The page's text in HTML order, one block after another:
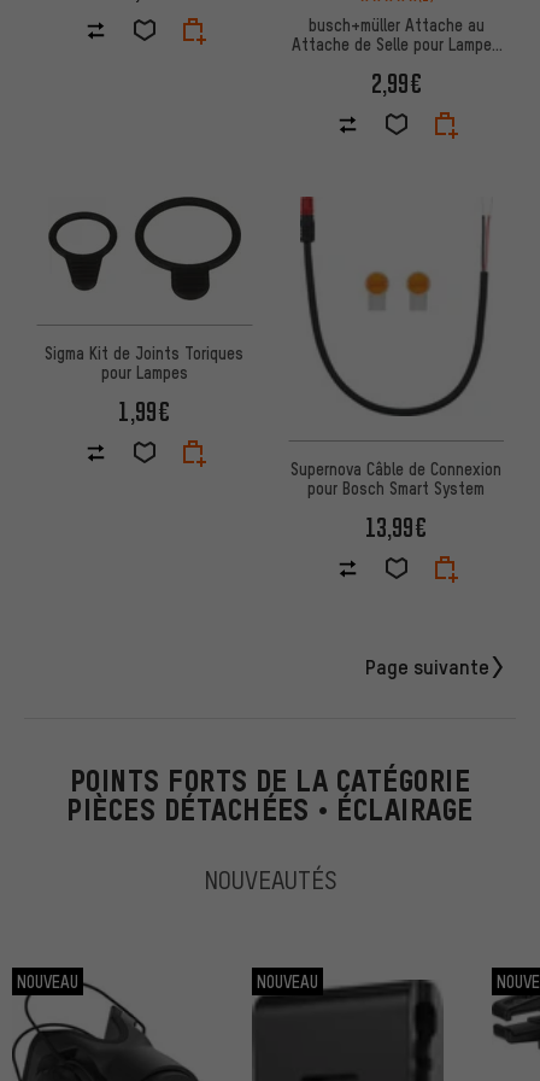
busch+müller Attache au
Attache de Selle pour Lampes
2,99€
Sigma Kit de Joints Toriques
pour Lampes
1,99€
Supernova Câble de Connexion
pour Bosch Smart System
13,99€
Page suivante
POINTS FORTS DE LA CATÉGORIE
PIÈCES DÉTACHÉES • ÉCLAIRAGE
NOUVEAUTÉS
NOUVEAU NOUVEAU